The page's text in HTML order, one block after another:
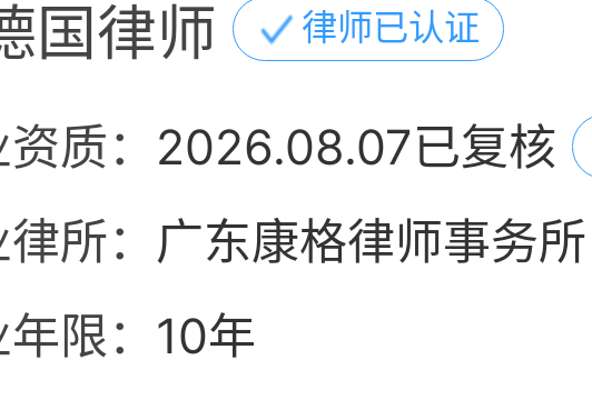
国律师 律师已认证
质： 2026.08.07已复核
所： 广东康格律师事务所
限： 10年